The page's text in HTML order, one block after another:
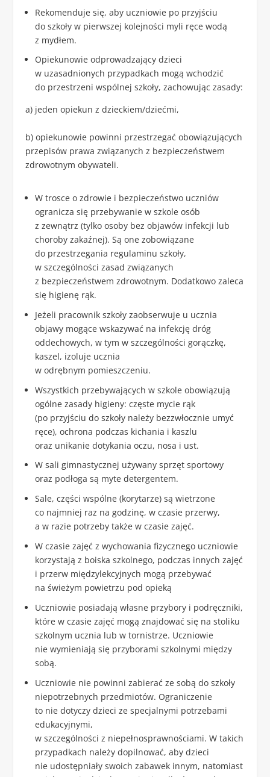
Rekomenduje się, aby uczniowie po przyjściu
do szkoły w pierwszej kolejności myli ręce wodą
z mydłem.
Opiekunowie odprowadzający dzieci
w uzasadnionych przypadkach mogą wchodzić
do przestrzeni wspólnej szkoły, zachowując zasady:
a) jeden opiekun z dzieckiem/dziećmi,
b) opiekunowie powinni przestrzegać obowiązujących
przepisów prawa związanych z bezpieczeństwem
zdrowotnym obywateli.
W trosce o zdrowie i bezpieczeństwo uczniów
ogranicza się przebywanie w szkole osób
z zewnątrz (tylko osoby bez objawów infekcji lub
choroby zakaźnej). Są one zobowiązane
do przestrzegania regulaminu szkoły,
w szczególności zasad związanych
z bezpieczeństwem zdrowotnym. Dodatkowo zaleca
się higienę rąk.
Jeżeli pracownik szkoły zaobserwuje u ucznia
objawy mogące wskazywać na infekcję dróg
oddechowych, w tym w szczególności gorączkę,
kaszel, izoluje ucznia
w odrębnym pomieszczeniu.
Wszystkich przebywających w szkole obowiązują
ogólne zasady higieny: częste mycie rąk
(po przyjściu do szkoły należy bezzwłocznie umyć
ręce), ochrona podczas kichania i kaszlu
oraz unikanie dotykania oczu, nosa i ust.
W sali gimnastycznej używany sprzęt sportowy
oraz podłoga są myte detergentem.
Sale, części wspólne (korytarze) są wietrzone
co najmniej raz na godzinę, w czasie przerwy,
a w razie potrzeby także w czasie zajęć.
W czasie zajęć z wychowania fizycznego uczniowie
korzystają z boiska szkolnego, podczas innych zajęć
i przerw międzylekcyjnych mogą przebywać
na świeżym powietrzu pod opieką
Uczniowie posiadają własne przybory i podręczniki,
które w czasie zajęć mogą znajdować się na stoliku
szkolnym ucznia lub w tornistrze. Uczniowie
nie wymieniają się przyborami szkolnymi między
sobą.
Uczniowie nie powinni zabierać ze sobą do szkoły
niepotrzebnych przedmiotów. Ograniczenie
to nie dotyczy dzieci ze specjalnymi potrzebami
edukacyjnymi,
w szczególności z niepełnosprawnościami. W takich
przypadkach należy dopilnować, aby dzieci
nie udostępniały swoich zabawek innym, natomiast